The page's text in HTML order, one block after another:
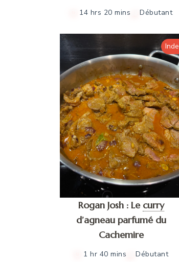
14 hrs 20 mins Débutant
Inde
Rogan Josh : Le curry
d’agneau parfumé du
Cachemire
1 hr 40 mins Débutant